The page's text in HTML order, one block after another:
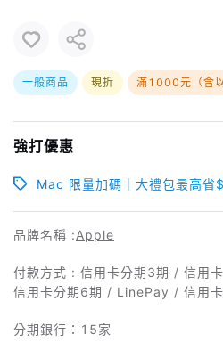
一般商品 現折 滿1000元（含
強打優惠
Mac 限量加碼｜大禮包最高省
品牌名稱 :Apple
付款方式 : 信用卡分期3期 / 信用
信用卡分期6期 / LinePay / 信用
分期銀行： 15家